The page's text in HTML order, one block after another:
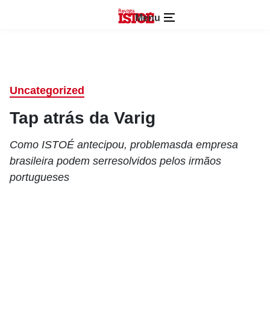
Menu
Uncategorized
Tap atrás da Varig
Como ISTOÉ antecipou, problemasda empresa
brasileira podem serresolvidos pelos irmãos
portugueses